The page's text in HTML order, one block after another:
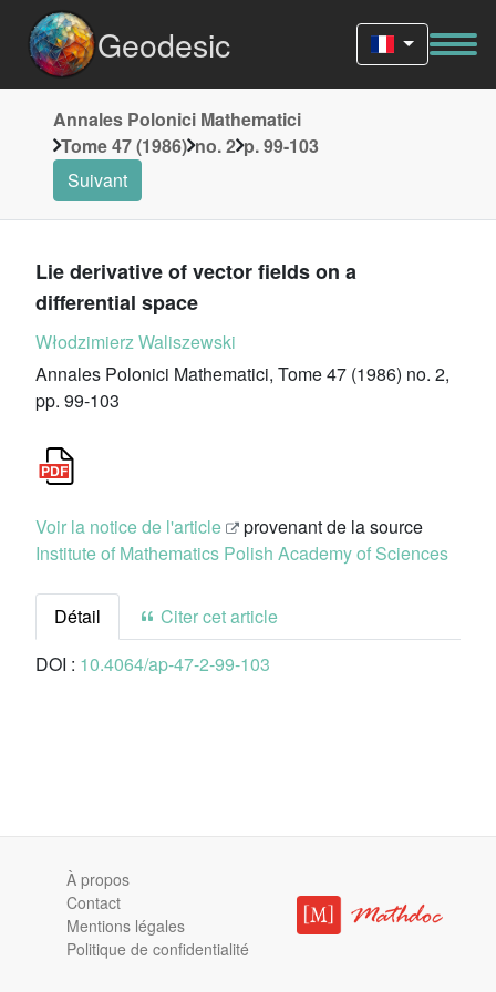
Geodesic
Annales Polonici Mathematici
Tome 47 (1986) no. 2 p. 99-103
Suivant
Lie derivative of vector fields on a
differential space
Włodzimierz Waliszewski
Annales Polonici Mathematici, Tome 47 (1986) no. 2,
pp. 99-103
Voir la notice de l'article
provenant de la source
Institute of Mathematics Polish Academy of Sciences
Détail
Citer cet article
DOI : 10.4064/ap-47-2-99-103
À propos
Contact
Mentions légales
Politique de confidentialité